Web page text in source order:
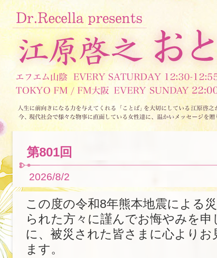
第801回
2026/8/2
この度の令和8年熊本地震による
られた方々に謹んでお悔やみを
に、被災された皆さまに心よりお
ます。